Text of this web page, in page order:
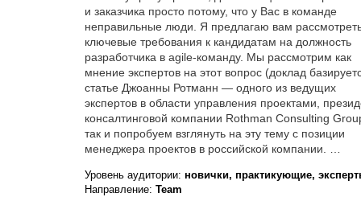
Докладчик:Никита Филиппов, ScrumTrek
Tweet
Как сервисному отделу не стать бутылочным
горлышком
Основной идеей Agile является увеличение
ценности разработки для бизнеса. Ваш Капитан.
Тестирование никогда не было созидательной
службой. Если тестирование хорошее – оно
уменьшает расходы бизнеса. Но дополнительное
«value» в продукт тестированием при …
и заказчика просто потому, что у Вас в команде
неправильные люди. Я предлагаю вам
ключевые требования к кандидатам на должность
разработчика в agile-команду. Мы рассмотрим как
мнение экспертов на этот вопрос (доклад
статье Джоанны Ротманн — одного из ведущих
экспертов в области управления проектами,
консалтинговой компании Rothman Consulting
так и попробуем взглянуть на эту тему с позиции
менеджера проектов в российской компании. …
Уровень аудитории:новички, практикующие,
Направление:Team